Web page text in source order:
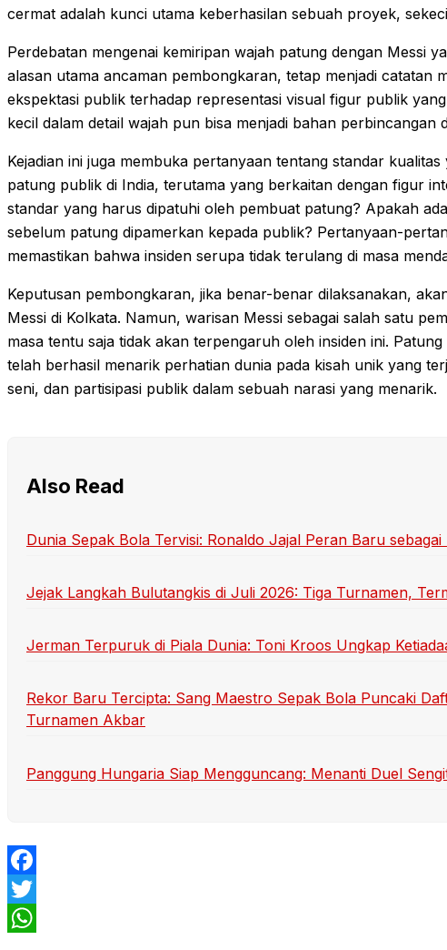
cermat adalah kunci utama keberhasilan sebuah proyek,
Perdebatan mengenai kemiripan wajah patung dengan Messi
alasan utama ancaman pembongkaran, tetap menjadi catatan
ekspektasi publik terhadap representasi visual figur publik
kecil dalam detail wajah pun bisa menjadi bahan perbincangan
Kejadian ini juga membuka pertanyaan tentang standar
patung publik di India, terutama yang berkaitan dengan figur
standar yang harus dipatuhi oleh pembuat patung? Apakah
sebelum patung dipamerkan kepada publik? Pertanyaan-
memastikan bahwa insiden serupa tidak terulang di masa
Keputusan pembongkaran, jika benar-benar dilaksanakan,
Messi di Kolkata. Namun, warisan Messi sebagai salah satu
masa tentu saja tidak akan terpengaruh oleh insiden ini.
telah berhasil menarik perhatian dunia pada kisah unik yang
seni, dan partisipasi publik dalam sebuah narasi yang menarik.
Also Read
Dunia Sepak Bola Tervisi: Ronaldo Jajal Peran Baru
Jejak Langkah Bulutangkis di Juli 2026: Tiga Turnamen,
Jerman Terpuruk di Piala Dunia: Toni Kroos Ungkap
Rekor Baru Tercipta: Sang Maestro Sepak Bola Puncaki
Turnamen Akbar
Panggung Hungaria Siap Mengguncang: Menanti Duel
Facebook
Twitter